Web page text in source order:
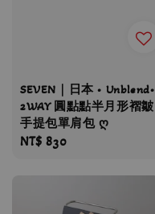
SEVEN｜日本 • Unblend•
2WAY 圓點點半月形褶皺
手提包單肩包 ღ
Regular
NT$ 830